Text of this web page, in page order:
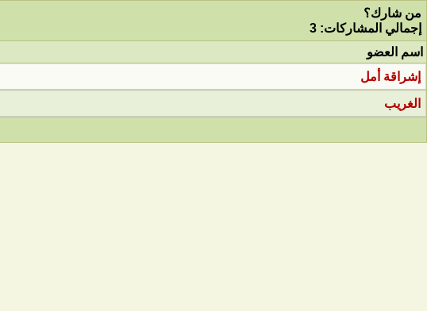
من شارك؟
إجمالي المشاركات: 3
اسم العضو
إشراقة أمل
الغريب